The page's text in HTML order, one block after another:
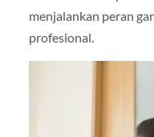
menjalankan peran
profesional.